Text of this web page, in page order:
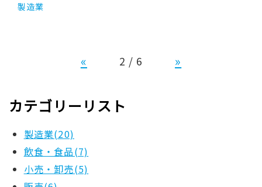
製造業
« 2 / 6 »
カテゴリーリスト
製造業(20)
飲食・食品(7)
小売・卸売(5)